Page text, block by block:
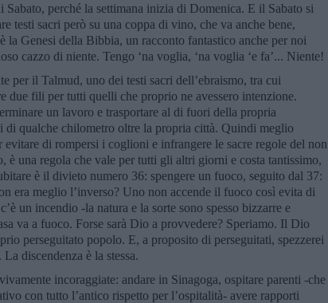
perché la settimana inizia di Domenica. E il Sabato si
testi sacri però su una coppa di vino, che va anche bene,
la Genesi della Bibbia, un racconto fantastico anche per noi
cazzo di niente. Tengo ‘na voglia, ‘na voglia ‘e fa’... Niente!
per il Talmud, uno dei testi sacri dell’ebraismo, tra cui
due fili per tutti quelli che proprio ne avessero intenzione.
un lavoro e trasportare al di fuori della propria
qualche chilometro oltre la propria città. Quindi meglio
evitare di rompersi i coglioni e infrangere le sacre regole del non
è una regola che vale per tutti gli altri giorni e costa tantissimo,
è il divieto numero 36: spengere un fuoco, seguito dal 37:
era meglio l’inverso? Uno non accende il fuoco così evita di
un incendio -la natura e la sorte sono spesso bizzarre e
va a fuoco. Forse sarà Dio a provvedere? Speriamo. Il Dio
perseguitato popolo. E, a proposito di perseguitati, spezzerei
discendenza è la stessa.
incoraggiate: andare in Sinagoga, ospitare parenti -che
con tutto l’antico rispetto per l’ospitalità- avere rapporti